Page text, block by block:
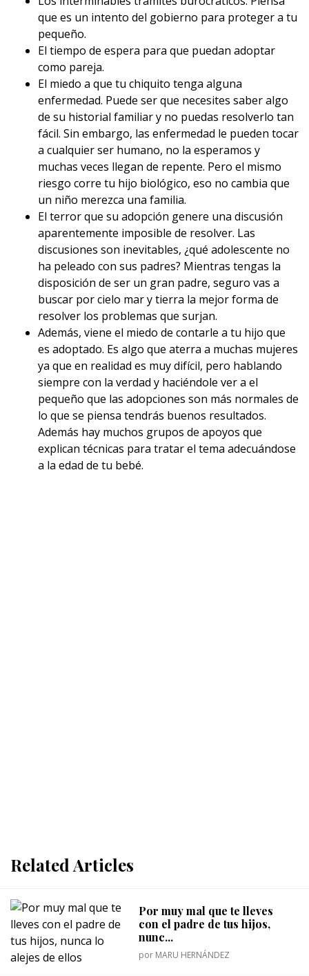
que es un intento del gobierno para proteger a tu
pequeño.
El tiempo de espera para que puedan adoptar
como pareja.
El miedo a que tu chiquito tenga alguna
enfermedad. Puede ser que necesites saber algo
de su historial familiar y no puedas resolverlo tan
fácil. Sin embargo, las enfermedad le pueden tocar
a cualquier ser humano, no la esperamos y
muchas veces llegan de repente. Pero el mismo
riesgo corre tu hijo biológico, eso no cambia que
un niño merezca una familia.
El terror que su adopción genere una discusión
aparentemente imposible de resolver. Las
discusiones son inevitables, ¿qué adolescente no
ha peleado con sus padres? Mientras tengas la
disposición de ser un gran padre, seguro vas a
buscar por cielo mar y tierra la mejor forma de
resolver los problemas que surjan.
Además, viene el miedo de contarle a tu hijo que
es adoptado. Es algo que aterra a muchas mujeres
ya que en realidad es muy difícil, pero hablando
siempre con la verdad y haciéndole ver a el
pequeño que las adopciones son más normales de
lo que se piensa tendrás buenos resultados.
Además hay muchos grupos de apoyos que
explican técnicas para tratar el tema adecuándose
a la edad de tu bebé.
Related Articles
Por muy mal que te lleves
con el padre de tus hijos,
nunc...
por MARU HERNÁNDEZ